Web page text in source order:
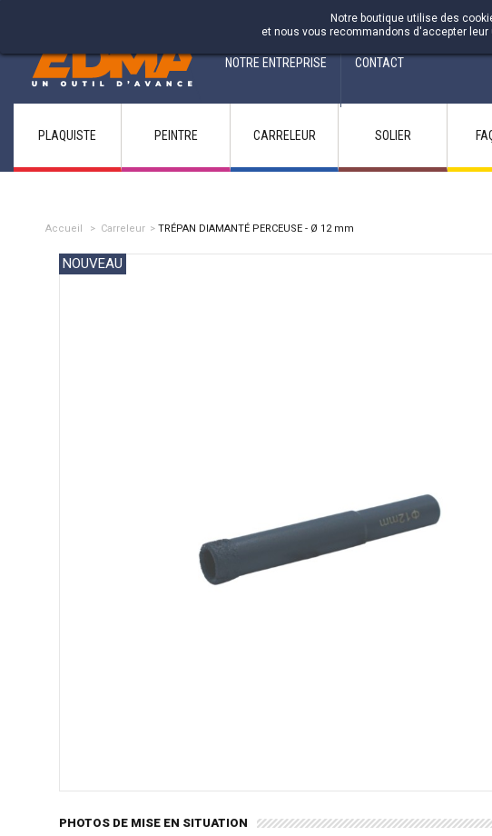
NOTRE ENTREPRISE CONTACT
Notre boutique utilise des
et nous vous recommandons d'accepter
PLAQUISTE PEINTRE CARRELEUR SOLIER
Accueil > Carreleur > TRÉPAN DIAMANTÉ PERCEUSE - Ø 12 mm
NOUVEAU
PHOTOS DE MISE EN SITUATION